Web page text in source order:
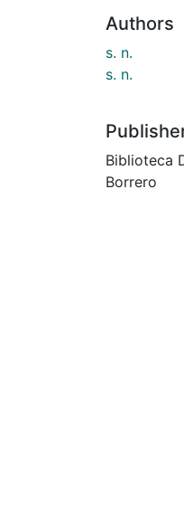
Authors
s. n.
s. n.
Biblioteca
Borrero